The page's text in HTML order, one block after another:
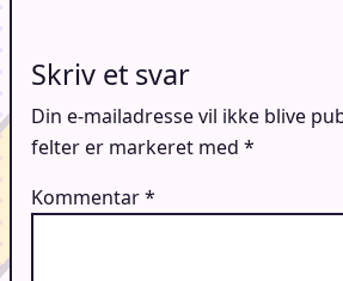
Skriv et svar
Din e-mailadresse vil ikke blive
felter er markeret med *
Kommentar*